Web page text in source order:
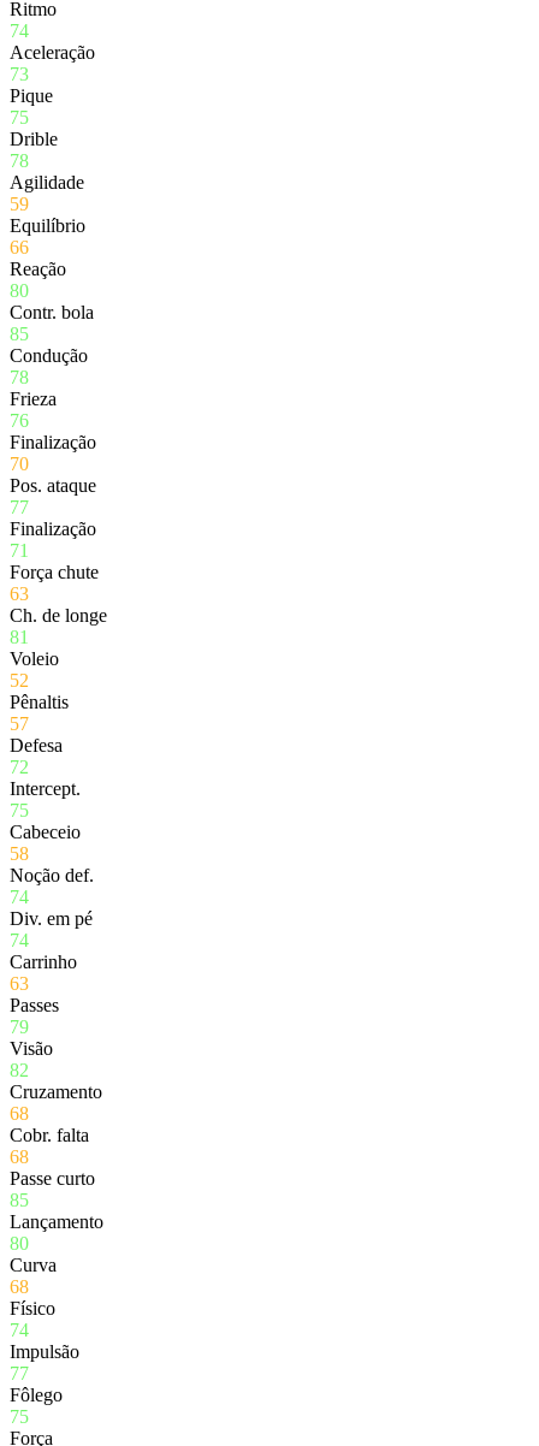
Ritmo
74
Aceleração
73
Pique
75
Drible
78
Agilidade
59
Equilíbrio
66
Reação
80
Contr. bola
85
Condução
78
Frieza
76
Finalização
70
Pos. ataque
77
Finalização
71
Força chute
63
Ch. de longe
81
Voleio
52
Pênaltis
57
Defesa
72
Intercept.
75
Cabeceio
58
Noção def.
74
Div. em pé
74
Carrinho
63
Passes
79
Visão
82
Cruzamento
68
Cobr. falta
68
Passe curto
85
Lançamento
80
Curva
68
Físico
74
Impulsão
77
Fôlego
75
Força